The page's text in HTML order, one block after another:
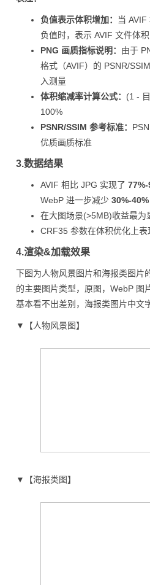
负值表示体积增加：
当
负值时，表示 AVIF 文件体
PNG 画质指标说明： 由于
格式（AVIF）的 PSNR/
入测量
体积缩减率计算公式： (1 -
100%
PSNR/SSIM 参考标准：
优质画质标准
3.数据结果
AVIF 相比 JPG 实现了 77%-
WebP 进一步减少 30%-40%
在大图场景(>5MB)收益最为
CRF35 参数在体积优化上
4.渲染&加载效果
下图为人物风景图片和海报类图片
的主要图片类型，原图，WebP 图
基本看不出差别，海报类图片中文
▼【人物风景图】
▼【海报类图】